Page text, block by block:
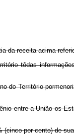
da receita acima
tôdas
do Território
entre a União os
por cento) de